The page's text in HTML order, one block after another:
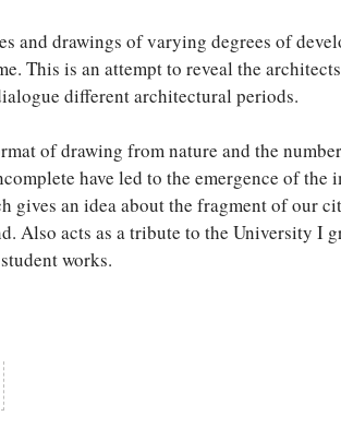
and drawings of varying degrees of
This is an attempt to reveal the
different architectural periods.
of drawing from nature and the
have led to the emergence of
gives an idea about the fragment of our
Also acts as a tribute to the University I
works.